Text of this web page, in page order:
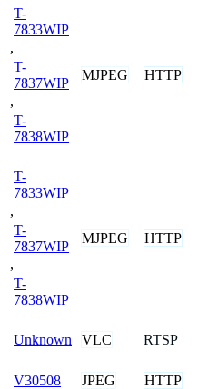
T-
7833WIP
,
T-
7837WIP
,
T-
7838WIP
MJPEG HTTP
T-
7833WIP
,
T-
7837WIP
,
T-
7838WIP
MJPEG HTTP
Unknown VLC RTSP
V30508 JPEG HTTP